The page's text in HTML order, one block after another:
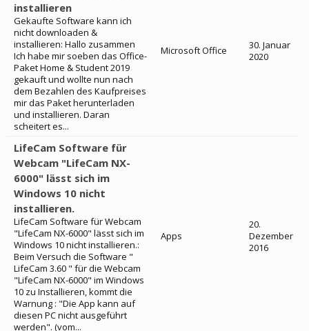
installieren
Gekaufte Software kann ich
nicht downloaden &
installieren: Hallo zusammen
Ich habe mir soeben das Office-
Paket Home & Student 2019
gekauft und wollte nun nach
dem Bezahlen des Kaufpreises
mir das Paket herunterladen
und installieren. Daran
scheitert es...
Microsoft Office
30. Januar
2020
LifeCam Software für
Webcam "LifeCam NX-
6000" lässt sich im
Windows 10 nicht
installieren.
LifeCam Software für Webcam
"LifeCam NX-6000" lässt sich im
Windows 10 nicht installieren.:
Beim Versuch die Software "
LifeCam 3.60 " für die Webcam
"LifeCam NX-6000" im Windows
10 zu Installieren, kommt die
Warnung : "Die App kann auf
diesen PC nicht ausgeführt
werden". (vom...
Apps
20.
Dezember
2016